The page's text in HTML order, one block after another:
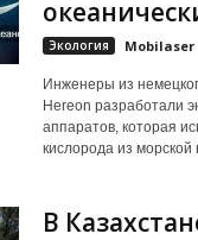
Экология Mobilaser
Инженеры из
Hereon разработали
аппаратов, которая
кислорода из морской
В